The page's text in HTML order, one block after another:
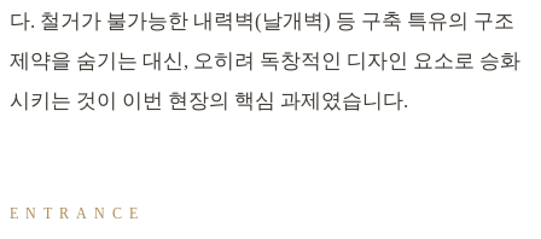
다. 철거가 불가능한 내력벽(날개벽) 등 구축 특유의 구조
제약을 숨기는 대신, 오히려 독창적인 디자인 요소로 승화
시키는 것이 이번 현장의 핵심 과제였습니다.
ENTRANCE